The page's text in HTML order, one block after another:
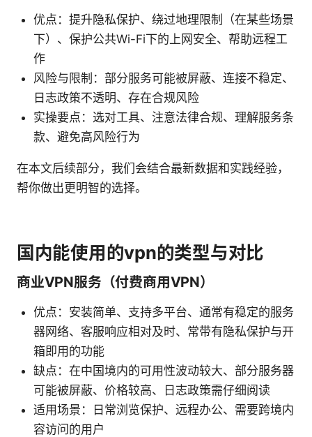
优点：提升隐私保护、绕过地理限制（在某些场景
下）、保护公共Wi-Fi下的上网安全、帮助远程工
作
风险与限制：部分服务可能被屏蔽、连接不稳定、
日志政策不透明、存在合规风险
实操要点：选对工具、注意法律合规、理解服务条
款、避免高风险行为
在本文后续部分，我们会结合最新数据和实践经验，
帮你做出更明智的选择。
国内能使用的vpn的类型与对比
商业VPN服务（付费商用VPN）
优点：安装简单、支持多平台、通常有稳定的服务
器网络、客服响应相对及时、常带有隐私保护与开
箱即用的功能
缺点：在中国境内的可用性波动较大、部分服务器
可能被屏蔽、价格较高、日志政策需仔细阅读
适用场景：日常浏览保护、远程办公、需要跨境内
容访问的用户